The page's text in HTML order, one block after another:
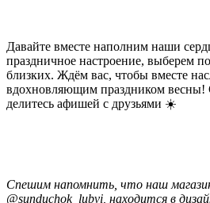
Давайте вместе наполним наши
праздничное настроение, выберем
близких. Ждём вас, чтобы вместе
вдохновляющим праздником весны!
делитесь афишей с друзьями ☀
Спешим напомнить, что наш
@sunduchok_lubvi, находится в